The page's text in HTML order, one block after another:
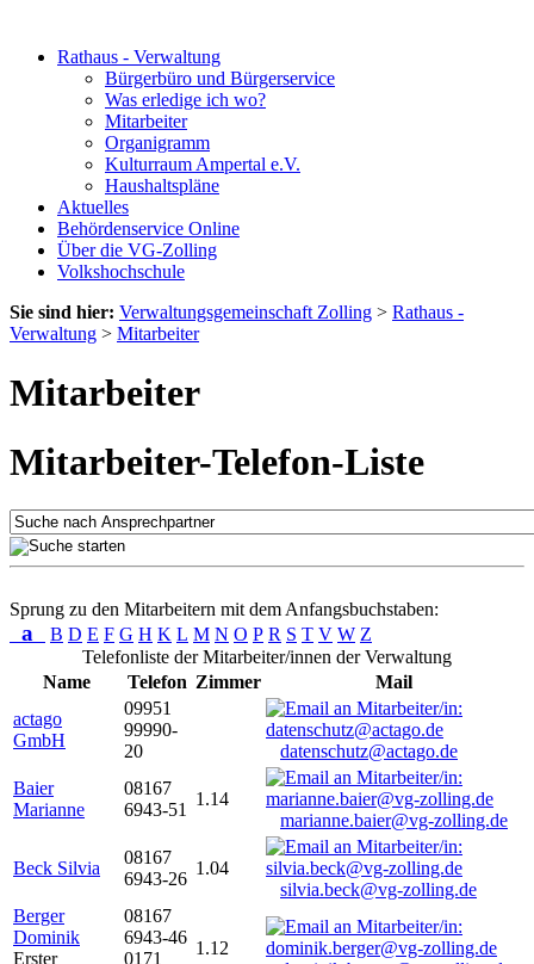
Rathaus - Verwaltung
Bürgerbüro und Bürgerservice
Was erledige ich wo?
Mitarbeiter
Organigramm
Kulturraum Ampertal e.V.
Haushaltspläne
Aktuelles
Behördenservice Online
Über die VG-Zolling
Volkshochschule
Sie sind hier: Verwaltungsgemeinschaft Zolling > Rathaus -
Verwaltung > Mitarbeiter
Mitarbeiter
Mitarbeiter-Telefon-Liste
Sprung zu den Mitarbeitern mit dem Anfangsbuchstaben:
a B D E F G H K L M N O P R S T V W Z
Telefonliste der Mitarbeiter/innen der Verwaltung
Name
Telefon Zimmer
Mail
actago
GmbH
09951
99990-
20
datenschutz@actago.de
Baier
Marianne
08167
6943-51
1.14
marianne.baier@vg-zolling.de
Beck Silvia
08167
6943-26
1.04
silvia.beck@vg-zolling.de
Berger
Dominik
Erster
08167
6943-46
0171
1.12